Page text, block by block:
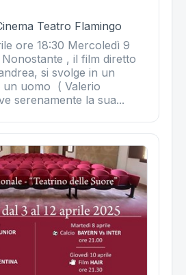
Teatro Flamingo
ore 18:30 Mercoledì 9
, il film diretto
si svolge in un
uomo ( Valerio
serenamente la sua...